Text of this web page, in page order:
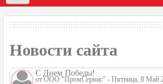
О нас Демо-доступ Помощь по
Новости сайта
С Днем Победы!
отООО "ПромСервис" - Пятница, 8 Май